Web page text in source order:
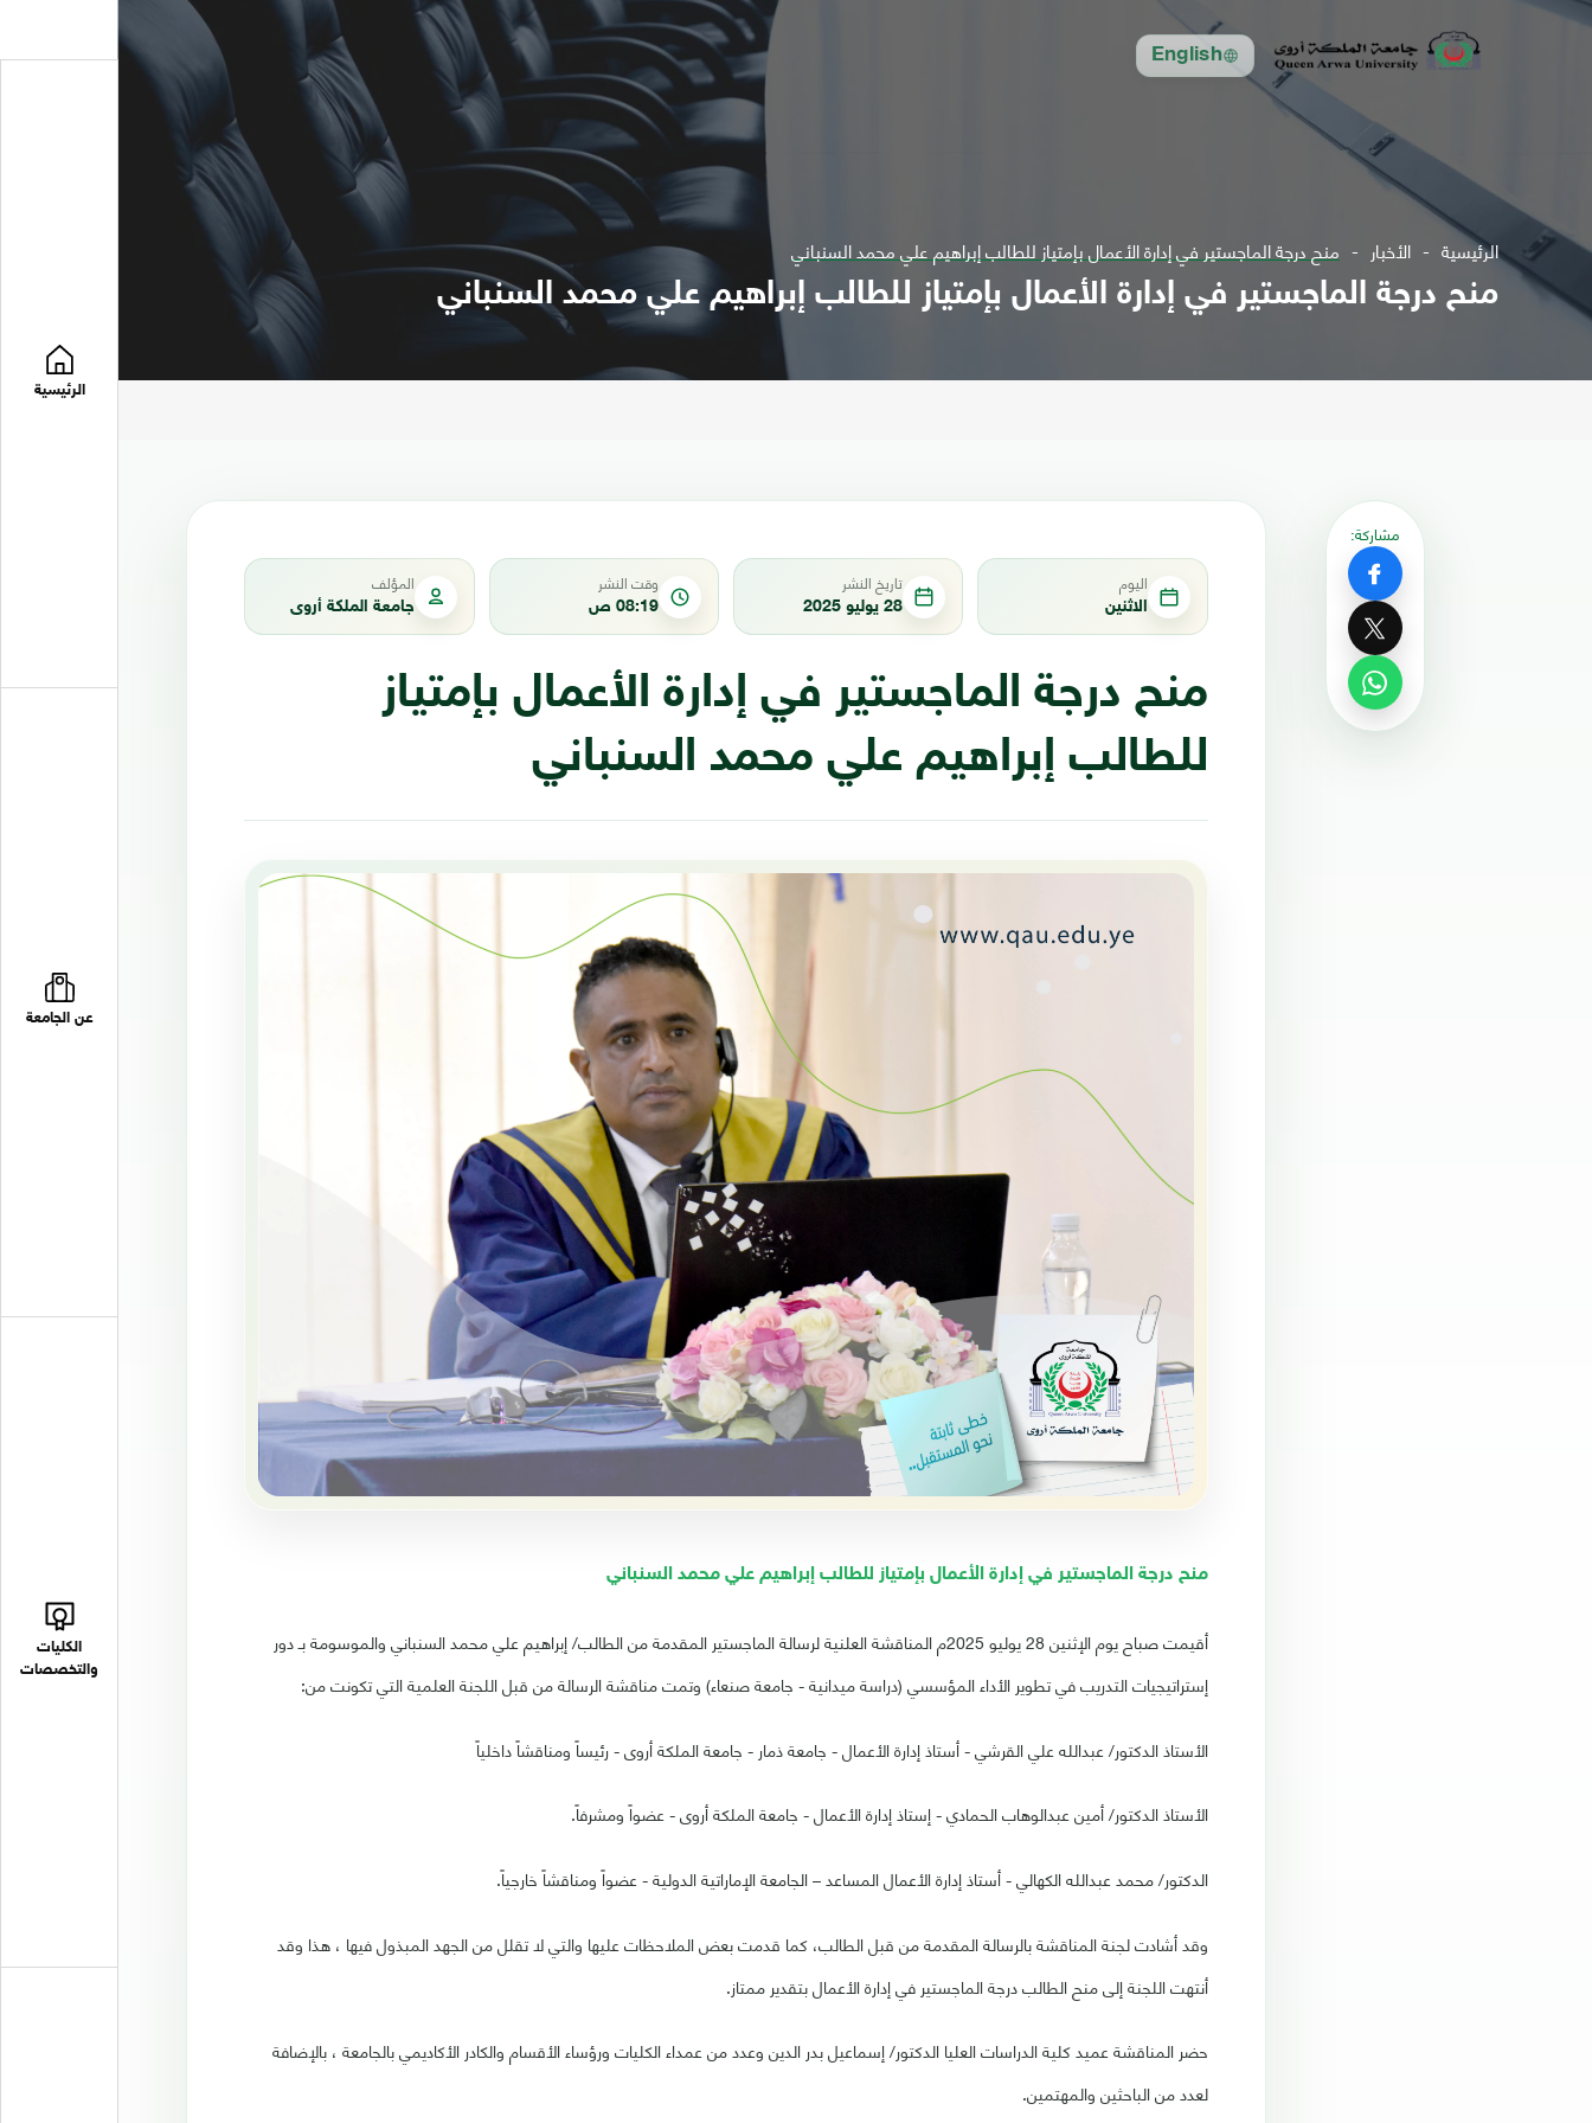
English
الرئيسية
عن الجامعة
الكليات
والتخصصات
الرئيسية الأخبار منح درجة الماجستير في إدارة الأعمال بإمتياز للطالب إبراهيم علي محمد السنباني
منح درجة الماجستير في إدارة الأعمال بإمتياز للطالب إبراهيم علي محمد السنباني
مشاركة:
اليوم
الاثنين
تاريخ النشر
28 يوليو 2025
وقت النشر
08:19 ص
المؤلف
جامعة الملكة أروى
منح درجة الماجستير في إدارة الأعمال بإمتياز
للطالب إبراهيم علي محمد السنباني
منح درجة الماجستير في إدارة الأعمال بإمتياز للطالب إبراهيم علي محمد السنباني
أقيمت صباح يوم الإثنين 28 يوليو 2025م المناقشة العلنية لرسالة الماجستير المقدمة من الطالب/ إبراهيم علي محمد السنباني والموسومة بـ دور
إستراتيجيات التدريب في تطوير الأداء المؤسسي (دراسة ميدانية - جامعة صنعاء) وتمت مناقشة الرسالة من قبل اللجنة العلمية التي تكونت من:
الأستاذ الدكتور/ عبدالله علي القرشي - أستاذ إدارة الأعمال - جامعة ذمار - جامعة الملكة أروى - رئيساً ومناقشاً داخلياً
الأستاذ الدكتور/ أمين عبدالوهاب الحمادي - إستاذ إدارة الأعمال - جامعة الملكة أروى - عضواً ومشرفاً.
الدكتور/ محمد عبدالله الكهالي - أستاذ إدارة الأعمال المساعد – الجامعة الإماراتية الدولية - عضواً ومناقشاً خارجياً.
وقد أشادت لجنة المناقشة بالرسالة المقدمة من قبل الطالب، كما قدمت بعض الملاحظات عليها والتي لا تقلل من الجهد المبذول فيها ، هذا وقد
أنتهت اللجنة إلى منح الطالب درجة الماجستير في إدارة الأعمال بتقدير ممتاز.
حضر المناقشة عميد كلية الدراسات العليا الدكتور/ إسماعيل بدر الدين وعدد من عمداء الكليات ورؤساء الأقسام والكادر الأكاديمي بالجامعة ، بالإضافة
لعدد من الباحثين والمهتمين.